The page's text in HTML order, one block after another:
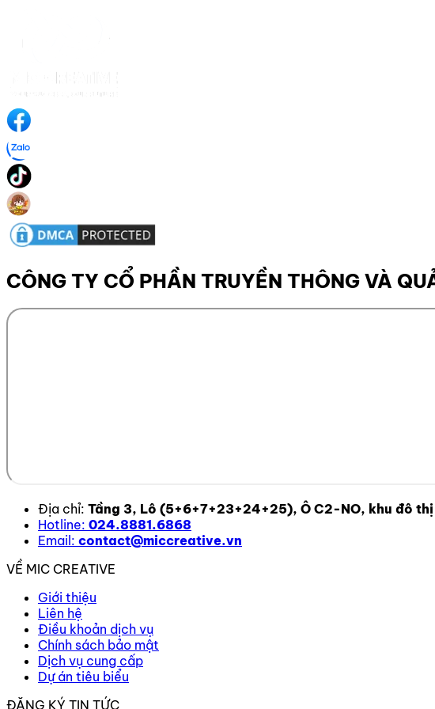
CÔNG TY CỔ PHẦN TRUYỀN THÔNG VÀ
Địa chỉ: Tầng 3, Lô (5+6+7+23+24+25), Ô C2-NO, khu đô
Hotline: 024.8881.6868
Email: contact@miccreative.vn
VỀ MIC CREATIVE
Giới thiệu
Liên hệ
Điều khoản dịch vụ
Chính sách bảo mật
Dịch vụ cung cấp
Dự án tiêu biểu
ĐĂNG KÝ TIN TỨC